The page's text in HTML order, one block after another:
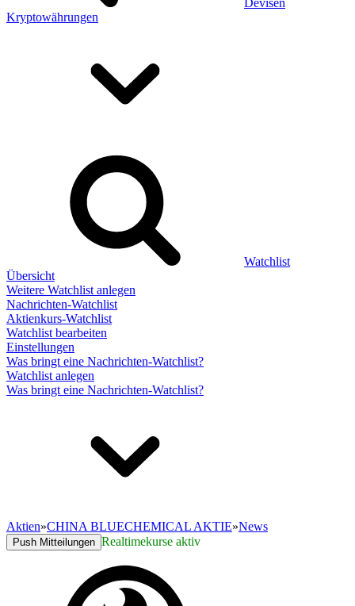
Devisen
Kryptowährungen
Watchlist
Übersicht
Weitere Watchlist anlegen
Nachrichten-Watchlist
Aktienkurs-Watchlist
Watchlist bearbeiten
Einstellungen
Was bringt eine Nachrichten-Watchlist?
Watchlist anlegen
Was bringt eine Nachrichten-Watchlist?
Aktien»CHINA BLUECHEMICAL AKTIE»News
Push Mitteilungen Realtimekurse aktiv